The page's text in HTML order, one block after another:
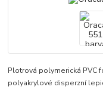
Plotrová polymerická
polyakrylové disperzní